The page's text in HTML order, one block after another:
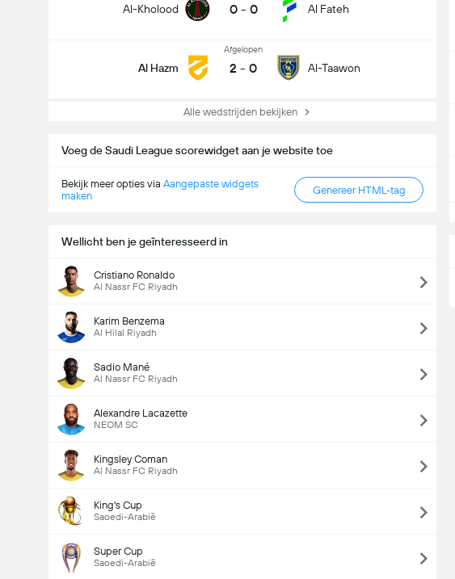
Al-Kholood 0 - 0 Al Fateh
Al Hazm
Afgelopen
2 - 0 Al-Taawon
Alle wedstrijden bekijken
Voeg de Saudi League scorewidget aan je website toe
Bekijk meer opties via Aangepaste widgets
maken
Genereer HTML-tag
Wellicht ben je geïnteresseerd in
Cristiano Ronaldo
Al Nassr FC Riyadh
Karim Benzema
Al Hilal Riyadh
Sadio Mané
Al Nassr FC Riyadh
Alexandre Lacazette
NEOM SC
Kingsley Coman
Al Nassr FC Riyadh
King's Cup
Saoedi-Arabië
Super Cup
Saoedi-Arabië